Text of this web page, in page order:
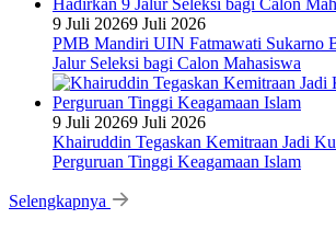
9 Juli 20269 Juli 2026
PMB Mandiri UIN Fatmawati Sukarno
Jalur Seleksi bagi Calon Mahasiswa
9 Juli 20269 Juli 2026
Khairuddin Tegaskan Kemitraan Jadi
Perguruan Tinggi Keagamaan Islam
Selengkapnya